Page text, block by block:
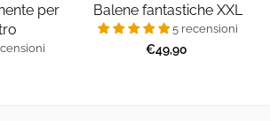
per
Balene fantastiche XXL
5 recensioni
Prezzo
€49,90